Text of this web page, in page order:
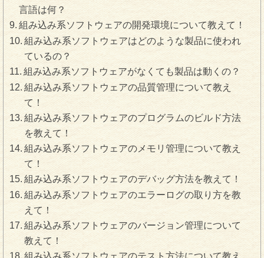
言語は何？
組み込み系ソフトウェアの開発環境について教えて！
組み込み系ソフトウェアはどのような製品に使われ
ているの？
組み込み系ソフトウェアがなくても製品は動くの？
組み込み系ソフトウェアの品質管理について教え
て！
組み込み系ソフトウェアのプログラムのビルド方法
を教えて！
組み込み系ソフトウェアのメモリ管理について教え
て！
組み込み系ソフトウェアのデバッグ方法を教えて！
組み込み系ソフトウェアのエラーログの取り方を教
えて！
組み込み系ソフトウェアのバージョン管理について
教えて！
組み込み系ソフトウェアのテスト方法について教え